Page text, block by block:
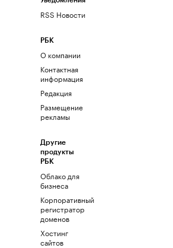
RSS Новости
РБК
О компании
Контактная
информация
Редакция
Размещение
рекламы
Другие
продукты
РБК
Облако для
бизнеса
Корпоративный
регистратор
доменов
Хостинг
сайтов